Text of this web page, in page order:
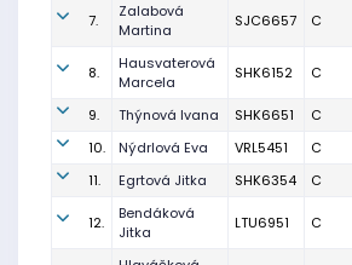
7.
Zalabová
Martina
SJC6657 C
8.
Hausvaterová
Marcela
SHK6152 C
9. Thýnová Ivana SHK6651 C
10.
Nýdrlová Eva VRL5451 C
11.
Egrtová Jitka SHK6354 C
12.
Bendáková
Jitka
LTU6951 C